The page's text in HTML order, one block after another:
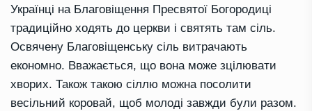
Українці на Благовіщення Пресвятої Богородиці
традиційно ходять до церкви і святять там сіль.
Освячену Благовіщенську сіль витрачають
економно. Вважається, що вона може зцілювати
хворих. Також такою сіллю можна посолити
весільний коровай, щоб молоді завжди були разом.